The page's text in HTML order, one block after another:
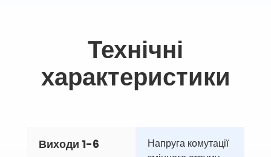
Технічні
характеристики
Виходи 1-6
Напруга комутації